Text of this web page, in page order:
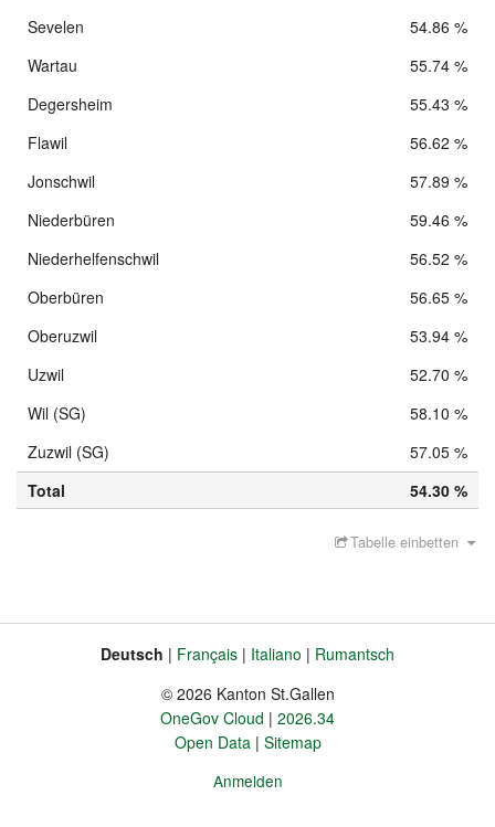
Sevelen
54.86 %
Wartau
55.74 %
Degersheim
55.43 %
Flawil
56.62 %
Jonschwil
57.89 %
Niederbüren
59.46 %
Niederhelfenschwil
56.52 %
Oberbüren
56.65 %
Oberuzwil
53.94 %
Uzwil
52.70 %
Wil (SG)
58.10 %
Zuzwil (SG)
57.05 %
Total
54.30 %
Tabelle einbetten
FusszeileDeutsch Français Italiano
Rumantsch
© 2026 Kanton St.Gallen
OneGov Cloud
2026.34
Open Data
Sitemap
Anmelden